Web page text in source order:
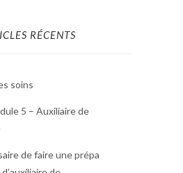
RÉCENTS
soins
5 – Auxiliaire de
de faire une prépa